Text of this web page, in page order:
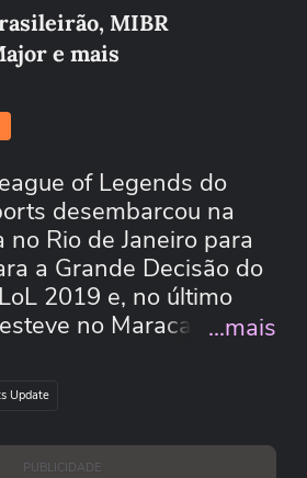
MIBR
e mais
of Legends do
desembarcou na
Rio de Janeiro para
a Grande Decisão do
2019 e, no último
no Maracanã para
do Campeonato
o Palmeiras. Confira
dos esportes
Update.
...mais
Update
PUBLICIDADE